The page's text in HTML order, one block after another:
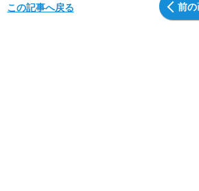
前の
この記事へ戻る